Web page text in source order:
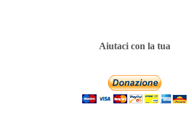
Aiutaci con la tua